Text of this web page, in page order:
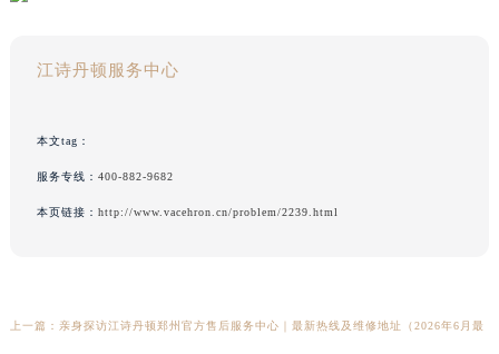
江诗丹顿服务中心
本文tag：
服务专线： 400-882-9682
本页链接： http://www.vacehron.cn/problem/2239.html
上一篇： 亲身探访江诗丹顿郑州官方售后服务中心｜最新热线及维修地址（2026年6月最